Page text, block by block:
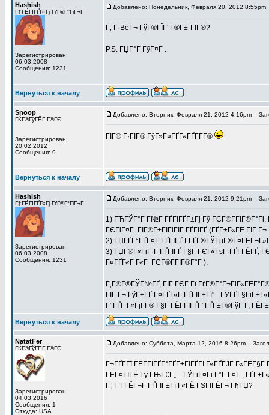
Hashish
Г†ГЁГІГҐГ«Гј ГґГ®Г°ГіГ¬Г
Зарегистрирован:
06.03.2008
Сообщения: 1231
Добавлено: Понедельник, Февраля 20, 2012 8:55pm
Г‚ Г·ВёГ¬ ГўГ®ГЇГ°Г®Г±-ГІГ®?
P.S. ГЏГ°Г ГўГ¤Г .
Вернуться к началу
Snoop
ГЌГ®ГўГЁГ·Г®ГЄ
Зарегистрирован:
20.02.2012
Сообщения: 9
Добавлено: Вторник, Февраля 21, 2012 4:16pm
ГІГ® Г·ГІГ® ГўГ»Г¤ГҐГ«ГҐГ­Г­Г®
Вернуться к началу
Hashish
Г†ГЁГІГҐГ«Гј ГґГ®Г°ГіГ¬Г
Зарегистрирован:
06.03.2008
Сообщения: 1231
Добавлено: Вторник, Февраля 21, 2012 9:21pm
1) ГЋГЎГ°Г Г№Г ГҐГІГҐГ±Гј Гў
ГЄГіГ¤Г ГЇГ®Г±ГІГіГЇГ ГҐГІГҐ (ГҐГ±Г«ГЁ ГІГ Г¬
2) ГЏГҐГ°ГҐГ¤Г ГҐГІГҐ
3) ГЏГ®Г«ГіГ·Г ГҐГІГҐ Г§Г ГЄГ«ГѕГ·ГҐГ­ГЁГҐ,
Г¤ГҐГ«Г Г«Г ГЄГ®Г­ГІГ®Г°Г ).
Г‚Г®Г®ГЎГ№ГҐ, ГІГ ГЄГ Гї
ГІГ Г¬ ГўГ±ГҐ Г¤ГҐГ«Г ГҐГІГ±Гї" -
Г°ГҐГ Г«ГјГ­Г® Г§Г ГЁГ­ГІГҐГ°ГҐГ±Г®ГўГ Г­,
Вернуться к началу
NatatFer
ГЌГ®ГўГЁГ·Г®ГЄ
Зарегистрирован:
04.03.2016
Сообщения: 1
Откуда: USA
Добавлено: Суббота, Марта 12, 2016 8:26pm
Г¬ГҐГ­Гї ГЁГ­ГІГҐГ°ГҐГ±ГіГҐГІ Г«ГҐГЈГ
ГЁГ¤ГІГЁ Гў ГЊГ€Г„. ..ГЎГіГ¤Гі Г°Г Г¤Г ,
Г‡Г Г­ГЁГ¬Г ГҐГІГ±Гї Г«ГЁ ГЅГІГЁГ¬ ГђГЏ?